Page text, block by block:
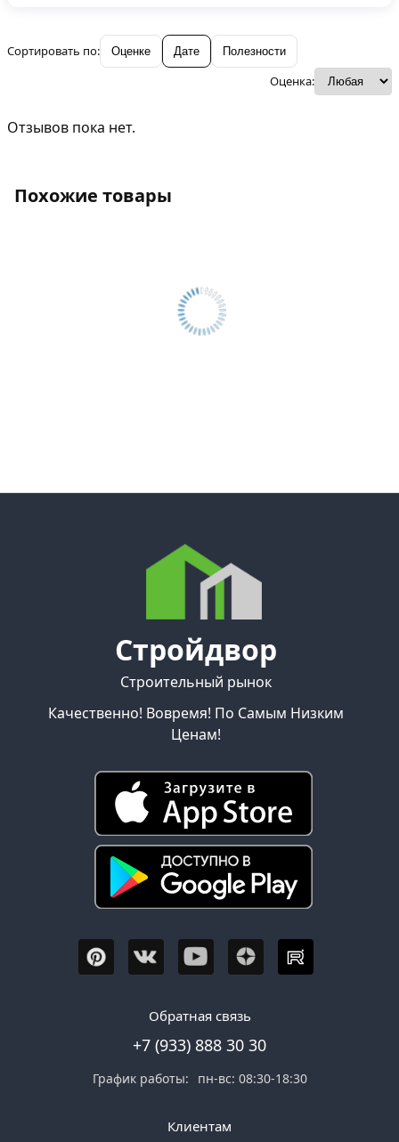
Сортировать по: Оценке Дате Полезности
Оценка:
Отзывов пока нет.
Похожие товары
Стройдвор
Строительный рынок
Качественно! Вовремя! По Самым Низким
Ценам!
Обратная связь
+7 (933) 888 30 30
График работы: пн-вс: 08:30-18:30
Клиентам